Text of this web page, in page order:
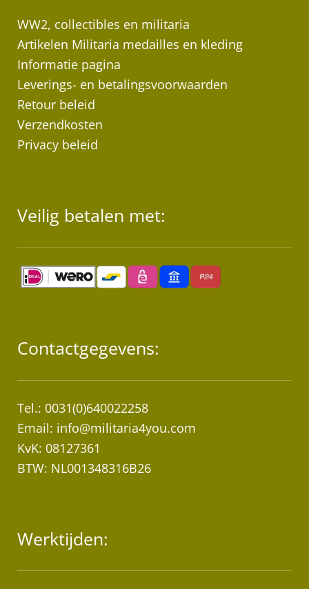
WW2, collectibles en militaria
Artikelen Militaria medailles en kleding
Informatie pagina
Leverings- en betalingsvoorwaarden
Retour beleid
Verzendkosten
Privacy beleid
Veilig betalen met:
Contactgegevens:
Tel.: 0031(0)640022258
Email: info@militaria4you.com
KvK: 08127361
BTW: NL001348316B26
Werktijden: